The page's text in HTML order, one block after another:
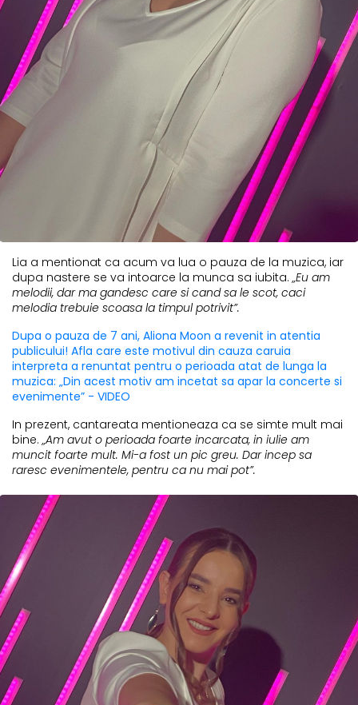
Lia a mentionat ca acum va lua o pauza de la muzica, iar
dupa nastere se va intoarce la munca sa iubita. „Eu am
melodii, dar ma gandesc care si cand sa le scot, caci
melodia trebuie scoasa la timpul potrivit”.
Dupa o pauza de 7 ani, Aliona Moon a revenit in atentia
publicului! Afla care este motivul din cauza caruia
interpreta a renuntat pentru o perioada atat de lunga la
muzica: „Din acest motiv am incetat sa apar la concerte si
evenimente” - VIDEO
In prezent, cantareata mentioneaza ca se simte mult mai
bine. „Am avut o perioada foarte incarcata, in iulie am
muncit foarte mult. Mi-a fost un pic greu. Dar incep sa
raresc evenimentele, pentru ca nu mai pot”.